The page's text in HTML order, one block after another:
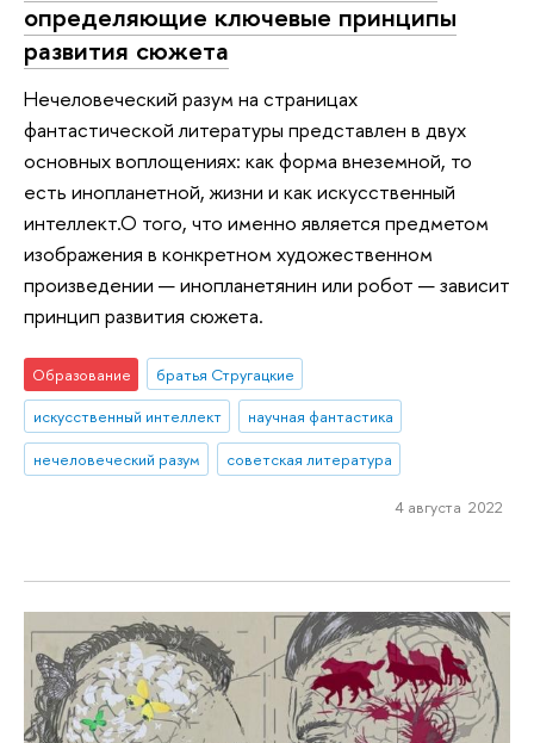
определяющие ключевые принципы
развития сюжета
Нечеловеческий разум на страницах
фантастической литературы представлен в двух
основных воплощениях: как форма внеземной, то
есть инопланетной, жизни и как искусственный
интеллект.О того, что именно является предметом
изображения в конкретном художественном
произведении — инопланетянин или робот — зависит
принцип развития сюжета.
Образование
братья Стругацкие
искусственный интеллект
научная фантастика
нечеловеческий разум
советская литература
4 августа 2022